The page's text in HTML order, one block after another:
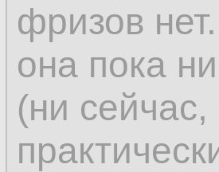
фризов
она пока
(ни